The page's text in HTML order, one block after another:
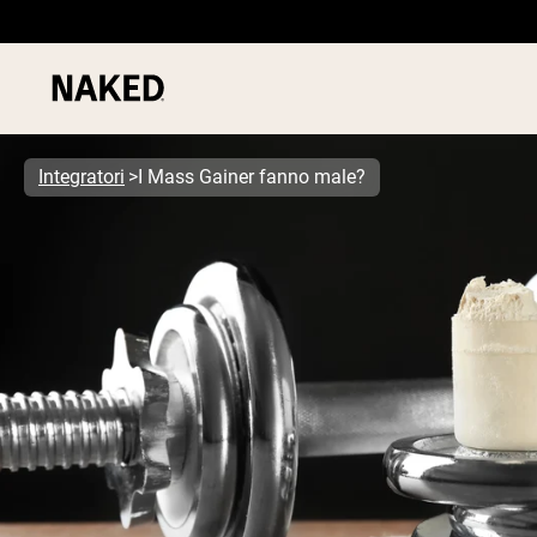
Termini di ricerca popolari
”Protein Powder“
”Overnight Oats“
”Vegan protein“
”Collagen“
”Micellar Casein“
Integratori I Mass Gainer fanno male?